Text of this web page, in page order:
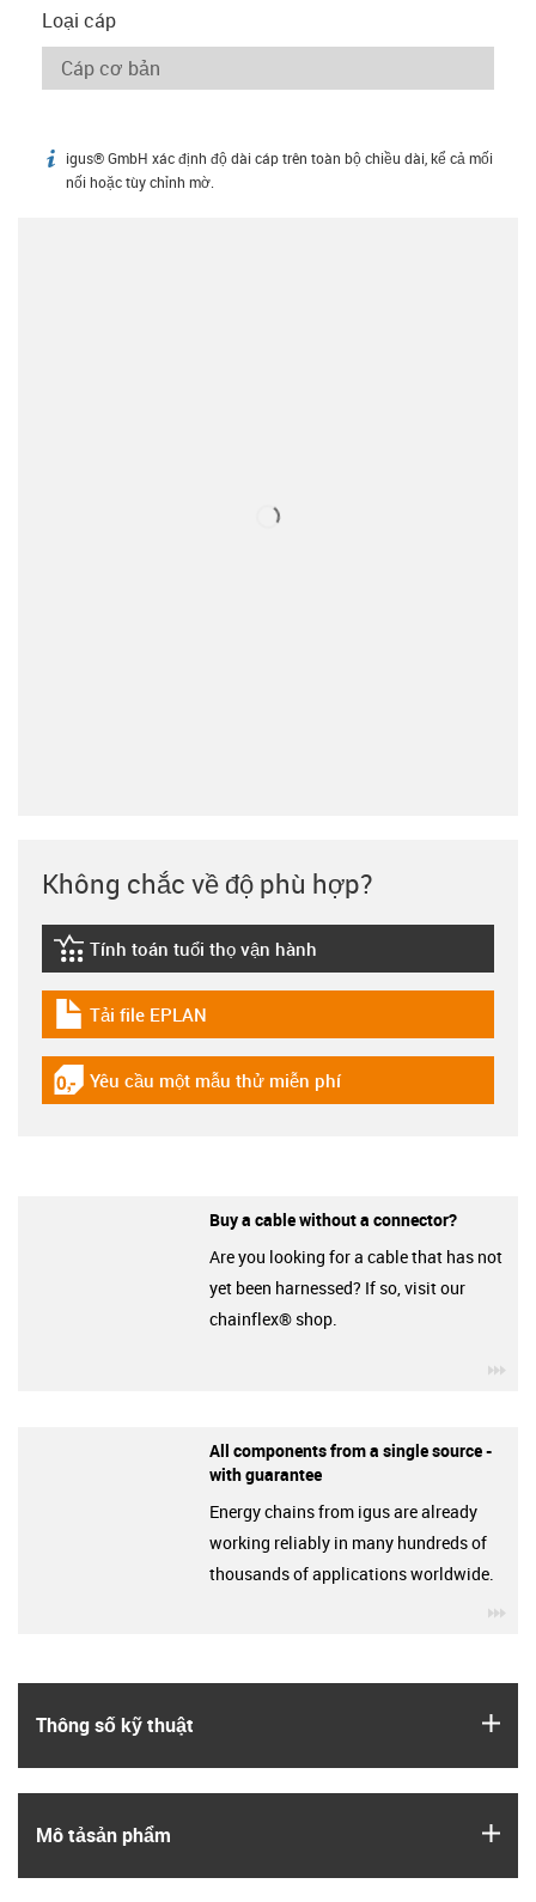
Loại cáp
igus-icon-info
igus® GmbH xác định độ dài cáp trên toàn bộ chiều dài, kể cả mối
nối hoặc tùy chỉnh mờ.
Thông số kỹ thuật
Mô tả­sản phẩm
Không chắc về độ phù hợp?
igus-icon-lebensdauerrechner
Tính toán tuổi thọ vận hành
igus-icon-download-plan
Tải file EPLAN
igus-icon-gratismuster
Yêu cầu một mẫu thử miễn phí
Buy a cable without a connector?
Are you looking for a cable that has not
yet been harnessed? If so, visit our
chainflex® shop.
All components from a single source -
with guarantee
Energy chains from igus are already
working reliably in many hundreds of
thousands of applications worldwide.